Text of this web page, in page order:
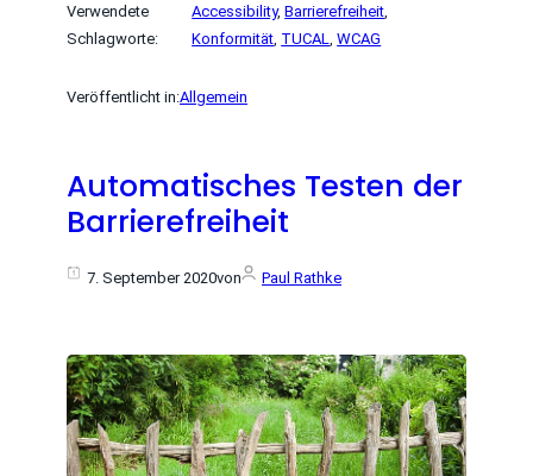
Verwendete
Schlagworte:
Accessibility, Barrierefreiheit
Konformität TUCAL , WCAG
Veröffentlicht in:Allgemein
Automatisches Testen der
Barrierefreiheit
7. September 2020von Paul Rathke